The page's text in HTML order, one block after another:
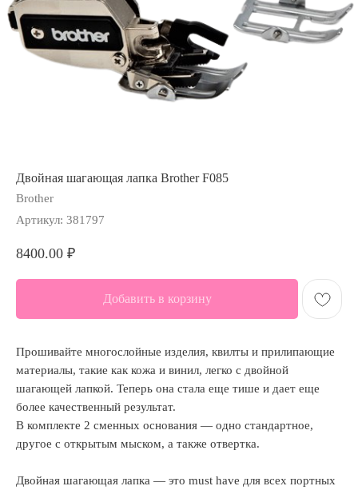
Двойная шагающая лапка Brother F085
Brother
Артикул: 381797
8400.00 ₽
Добавить в корзину
Прошивайте многослойные изделия, квилты и прилипающие
материалы, такие как кожа и винил, легко с двойной
шагающей лапкой. Теперь она стала еще тише и дает еще
более качественный результат.
В комплекте 2 сменных основания — одно стандартное,
другое с открытым мыском, а также отвертка.
Двойная шагающая лапка — это must have для всех портных